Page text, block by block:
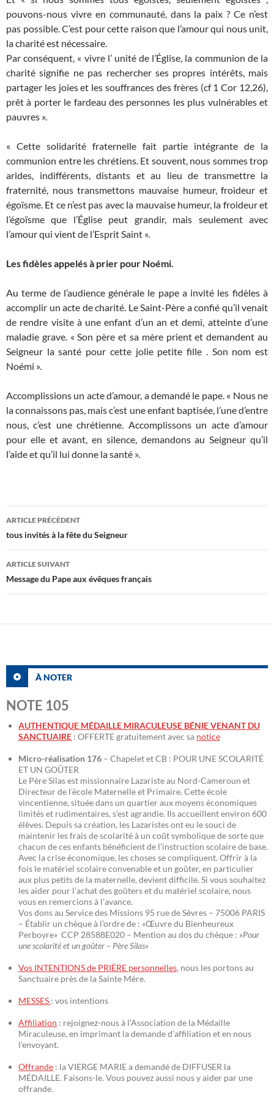
pouvons-nous vivre en communauté, dans la paix ? Ce n’est
pas possible. C’est pour cette raison que l’amour qui nous unit,
la charité est nécessaire.
Par conséquent, « vivre l’ unité de l’Église, la communion de la
charité signifie ne pas rechercher ses propres intérêts, mais
partager les joies et les souffrances des frères (cf 1 Cor 12,26),
prêt à porter le fardeau des personnes les plus vulnérables et
pauvres ».
« Cette solidarité fraternelle fait partie intégrante de la
communion entre les chrétiens. Et souvent, nous sommes trop
arides, indifférents, distants et au lieu de transmettre la
fraternité, nous transmettons mauvaise humeur, froideur et
égoïsme. Et ce n’est pas avec la mauvaise humeur, la froideur et
l’égoïsme que l’Église peut grandir, mais seulement avec
l’amour qui vient de l’Esprit Saint ».
Les fidèles appelés à prier pour Noémi.
Au terme de l’audience générale le pape a invité les fidèles à
accomplir un acte de charité. Le Saint-Père a confié qu’il venait
de rendre visite à une enfant d’un an et demi, atteinte d’une
maladie grave. « Son père et sa mère prient et demandent au
Seigneur la santé pour cette jolie petite fille . Son nom est
Noémi ».
Accomplissions un acte d’amour, a demandé le pape. « Nous ne
la connaissons pas, mais c’est une enfant baptisée, l’une d’entre
nous, c’est une chrétienne. Accomplissons un acte d’amour
pour elle et avant, en silence, demandons au Seigneur qu’il
l’aide et qu’il lui donne la santé ».
Navigation
des
articles
ARTICLE PRÉCÉDENT
tous invités à la fête du Seigneur
ARTICLE SUIVANT
Message du Pape aux évêques français
À NOTER
NOTE 105
AUTHENTIQUE MÉDAILLE MIRACULEUSE BÉNIE VENANT DU
SANCTUAIRE : OFFERTE gratuitement avec sa notice
Micro-réalisation 176 – Chapelet et CB : POUR UNE SCOLARITÉ
ET UN GOÛTER
Le Père Silas est missionnaire Lazariste au Nord-Cameroun et
Directeur de l’école Maternelle et Primaire. Cette école
vincentienne, située dans un quartier aux moyens économiques
limités et rudimentaires, s’est agrandie. Ils accueillent environ 600
élèves. Depuis sa création, les Lazaristes ont eu le souci de
maintenir les frais de scolarité à un coût symbolique de sorte que
chacun de ces enfants bénéficient de l’instruction scolaire de base.
Avec la crise économique, les choses se compliquent. Offrir à la
fois le matériel scolaire convenable et un goûter, en particulier
aux plus petits de la maternelle, devient difficile. Si vous souhaitez
les aider pour l’achat des goûters et du matériel scolaire, nous
vous en remercions à l’avance.
Vos dons au Service des Missions 95 rue de Sèvres – 75006 PARIS
– Établir un chèque à l’ordre de : «Œuvre du Bienheureux
Perboyre» CCP 28588E020 – Mention au dos du chèque : »Pour
une scolarité et un goûter – Père Silas«
Vos INTENTIONS de PRIÈRE personnelles, nous les portons au
Sanctuaire près de la Sainte Mère.
MESSES : vos intentions
Affiliation : rejoignez-nous à l’Association de la Médaille
Miraculeuse, en imprimant la demande d’affiliation et en nous
l’envoyant.
Offrande : la VIERGE MARIE a demandé de DIFFUSER la
MÉDAILLE. Faisons-le. Vous pouvez aussi nous y aider par une
offrande.